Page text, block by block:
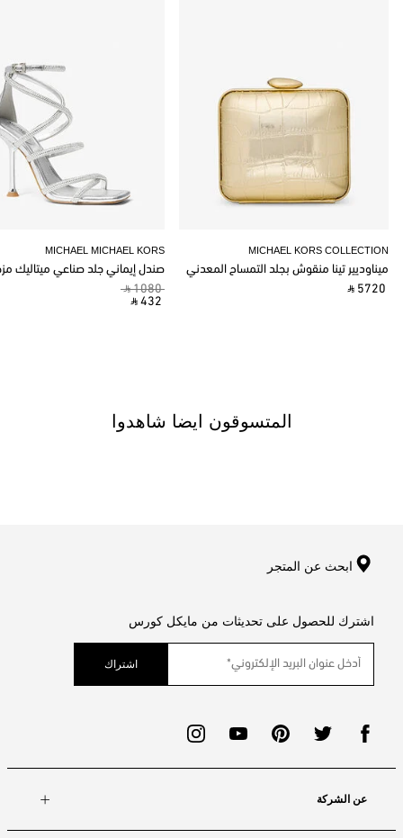
MICHAEL MICHAEL KORS
صندل إيماني جلد صناعي ميتاليك
‎ ⃁ 1080 ‎
‎ ⃁ 432 ‎
MICHAEL KORS COLLECTION
ميناوديير تينا منقوش بجلد التمساح المعدني
‎ ⃁ 5720 ‎
المتسوقون ايضا شاهدوا
ابحث عن المتجر
اشترك للحصول على تحديثات من مايكل كورس
اشتراك
عن الشركة